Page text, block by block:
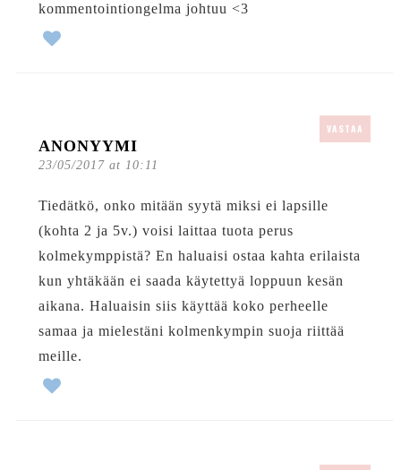
kommentointiongelma johtuu <3
ANONYYMI
23/05/2017 at 10:11
VASTAA
Tiedätkö, onko mitään syytä miksi ei lapsille
(kohta 2 ja 5v.) voisi laittaa tuota perus
kolmekymppistä? En haluaisi ostaa kahta erilaista
kun yhtäkään ei saada käytettyä loppuun kesän
aikana. Haluaisin siis käyttää koko perheelle
samaa ja mielestäni kolmenkympin suoja riittää
meille.